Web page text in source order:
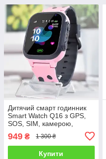
Дитячий смарт годинник
Smart Watch Q16 з GPS,
SOS, SIM, камерою,
додатком, Рожевий
949 ₴ 1 300 ₴
Купити